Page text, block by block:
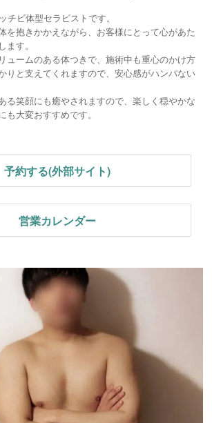
チビ体型セラピストです。
を抱きかかえながら、お客様にとって心があた
す。
ュームのある体つきで、施術中も重心のかけ方
りと支えてくれますので、安心感がハンパない
る笑顔にも癒やされますので、楽しく穏やかな
大変おすすめです。
予約する(外部サイト)
営業カレンダー